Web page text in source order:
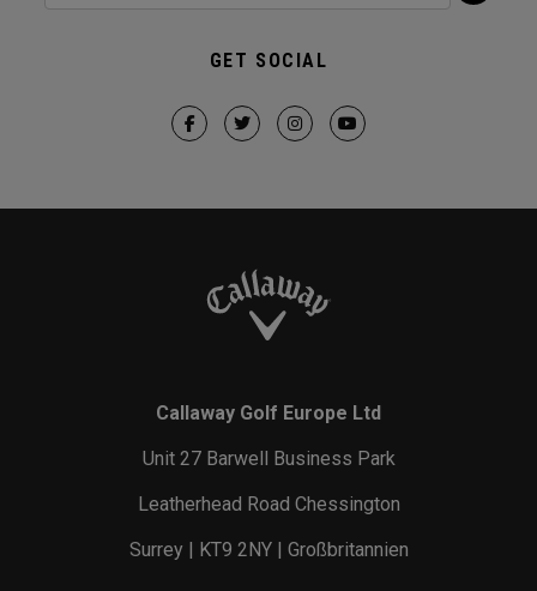
GET SOCIAL
Callaway Golf Europe Ltd
Unit 27 Barwell Business Park
Leatherhead Road Chessington
Surrey | KT9 2NY | Großbritannien